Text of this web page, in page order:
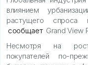
влиянием
растущего спроса
сообщает Grand View
Несмотря на рост
покупателей по-